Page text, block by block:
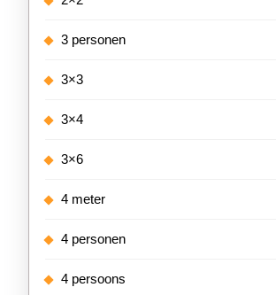
3 personen
3×3
3×4
3×6
4 meter
4 personen
4 persoons